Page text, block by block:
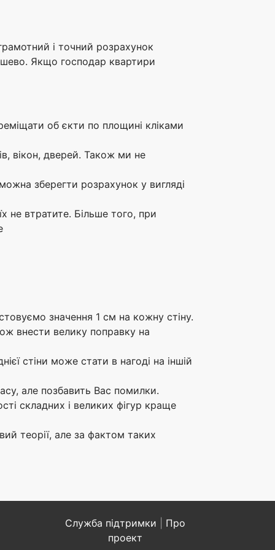
і точний розрахунок
Якщо господар квартири
об єкти по площині кліками
вікон, дверей. Також ми не
зберегти розрахунок у вигляді
не втратите. Більше того, при
значення 1 см на кожну стіну.
внести велику поправку на
стіни може стати в нагоді на іншій
але позбавить Вас помилки.
складних і великих фігур краще
теорії, але за фактом таких
Служба підтримки
Про
проект